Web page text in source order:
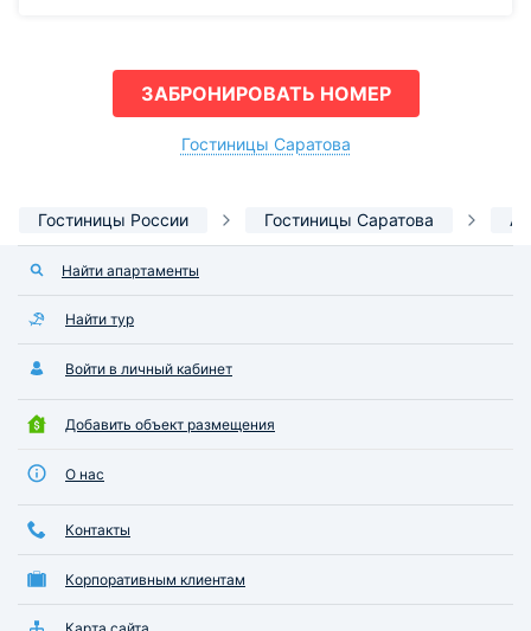
ЗАБРОНИРОВАТЬ НОМЕР
Гостиницы Саратова
Гостиницы России Гостиницы Саратова
Найти апартаменты
Найти тур
Войти в личный кабинет
Добавить объект размещения
О нас
Контакты
Корпоративным клиентам